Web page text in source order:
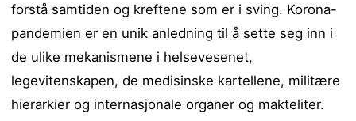
forstå samtiden og kreftene som er i sving. Korona-
pandemien er en unik anledning til å sette seg inn i
de ulike mekanismene i helsevesenet,
legevitenskapen, de medisinske kartellene, militære
hierarkier og internasjonale organer og makteliter.